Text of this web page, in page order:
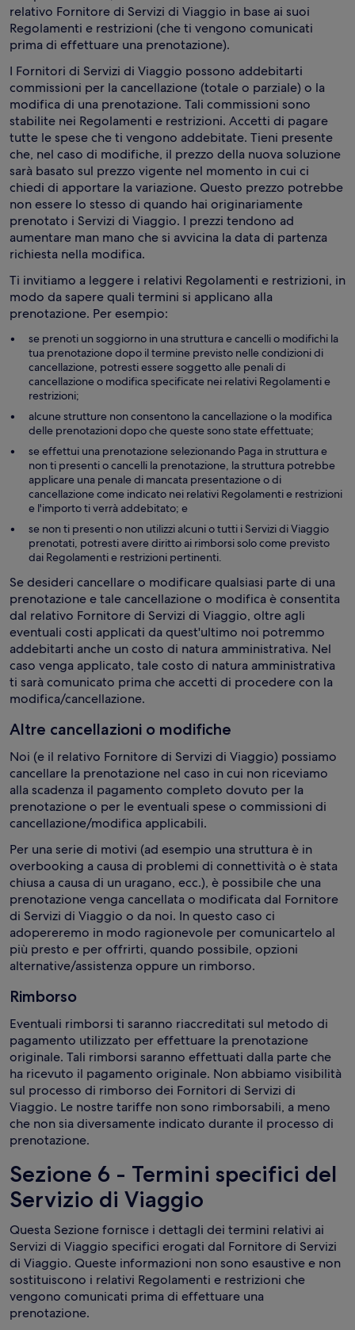
relativo Fornitore di Servizi di Viaggio in base ai suoi
Regolamenti e restrizioni (che ti vengono comunicati
prima di effettuare una prenotazione).
I Fornitori di Servizi di Viaggio possono addebitarti
commissioni per la cancellazione (totale o parziale) o la
modifica di una prenotazione. Tali commissioni sono
stabilite nei Regolamenti e restrizioni. Accetti di pagare
tutte le spese che ti vengono addebitate. Tieni presente
che, nel caso di modifiche, il prezzo della nuova soluzione
sarà basato sul prezzo vigente nel momento in cui ci
chiedi di apportare la variazione. Questo prezzo potrebbe
non essere lo stesso di quando hai originariamente
prenotato i Servizi di Viaggio. I prezzi tendono ad
aumentare man mano che si avvicina la data di partenza
richiesta nella modifica.
Ti invitiamo a leggere i relativi Regolamenti e restrizioni, in
modo da sapere quali termini si applicano alla
prenotazione. Per esempio:
se prenoti un soggiorno in una struttura e cancelli o modifichi la
tua prenotazione dopo il termine previsto nelle condizioni di
cancellazione, potresti essere soggetto alle penali di
cancellazione o modifica specificate nei relativi Regolamenti e
restrizioni;
alcune strutture non consentono la cancellazione o la modifica
delle prenotazioni dopo che queste sono state effettuate;
se effettui una prenotazione selezionando Paga in struttura e
non ti presenti o cancelli la prenotazione, la struttura potrebbe
applicare una penale di mancata presentazione o di
cancellazione come indicato nei relativi Regolamenti e restrizioni
e l'importo ti verrà addebitato; e
se non ti presenti o non utilizzi alcuni o tutti i Servizi di Viaggio
prenotati, potresti avere diritto ai rimborsi solo come previsto
dai Regolamenti e restrizioni pertinenti.
Se desideri cancellare o modificare qualsiasi parte di una
prenotazione e tale cancellazione o modifica è consentita
dal relativo Fornitore di Servizi di Viaggio, oltre agli
eventuali costi applicati da quest'ultimo noi potremmo
addebitarti anche un costo di natura amministrativa. Nel
caso venga applicato, tale costo di natura amministrativa
ti sarà comunicato prima che accetti di procedere con la
modifica/cancellazione.
Altre cancellazioni o modifiche
Noi (e il relativo Fornitore di Servizi di Viaggio) possiamo
cancellare la prenotazione nel caso in cui non riceviamo
alla scadenza il pagamento completo dovuto per la
prenotazione o per le eventuali spese o commissioni di
cancellazione/modifica applicabili.
Per una serie di motivi (ad esempio una struttura è in
overbooking a causa di problemi di connettività o è stata
chiusa a causa di un uragano, ecc.), è possibile che una
prenotazione venga cancellata o modificata dal Fornitore
di Servizi di Viaggio o da noi. In questo caso ci
adopereremo in modo ragionevole per comunicartelo al
più presto e per offrirti, quando possibile, opzioni
alternative/assistenza oppure un rimborso.
Rimborso
Eventuali rimborsi ti saranno riaccreditati sul metodo di
pagamento utilizzato per effettuare la prenotazione
originale. Tali rimborsi saranno effettuati dalla parte che
ha ricevuto il pagamento originale. Non abbiamo visibilità
sul processo di rimborso dei Fornitori di Servizi di
Viaggio. Le nostre tariffe non sono rimborsabili, a meno
che non sia diversamente indicato durante il processo di
prenotazione.
Sezione 6 - Termini specifici del
Servizio di Viaggio
Questa Sezione fornisce i dettagli dei termini relativi ai
Servizi di Viaggio specifici erogati dal Fornitore di Servizi
di Viaggio. Queste informazioni non sono esaustive e non
sostituiscono i relativi Regolamenti e restrizioni che
vengono comunicati prima di effettuare una
prenotazione.